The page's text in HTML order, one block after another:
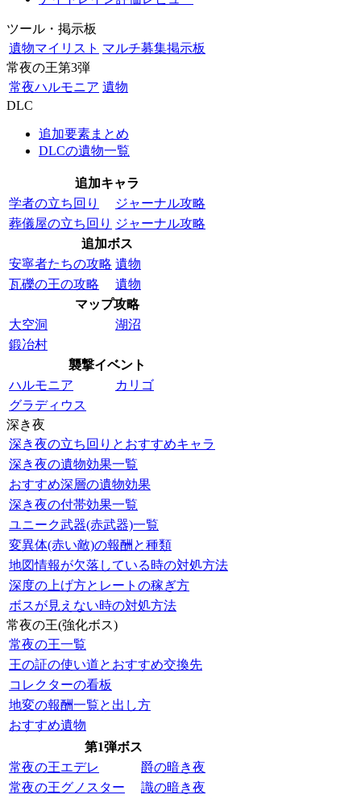
ツール・掲示板
遺物マイリスト マルチ募集掲示板
常夜の王第3弾
常夜ハルモニア 遺物
DLC
追加要素まとめ
DLCの遺物一覧
追加キャラ
学者の立ち回り
ジャーナル攻略
葬儀屋の立ち回り ジャーナル攻略
追加ボス
安寧者たちの攻略 遺物
瓦礫の王の攻略
遺物
マップ攻略
大空洞
湖沼
鍛冶村
襲撃イベント
ハルモニア
カリゴ
グラディウス
深き夜
深き夜の立ち回りとおすすめキャラ
深き夜の遺物効果一覧
おすすめ深層の遺物効果
深き夜の付帯効果一覧
ユニーク武器(赤武器)一覧
変異体(赤い敵)の報酬と種類
地図情報が欠落している時の対処方法
深度の上げ方とレートの稼ぎ方
ボスが見えない時の対処方法
常夜の王(強化ボス)
常夜の王一覧
王の証の使い道とおすすめ交換先
コレクターの看板
地変の報酬一覧と出し方
おすすめ遺物
第1弾ボス
常夜の王エデレ
爵の暗き夜
常夜の王グノスター
識の暗き夜